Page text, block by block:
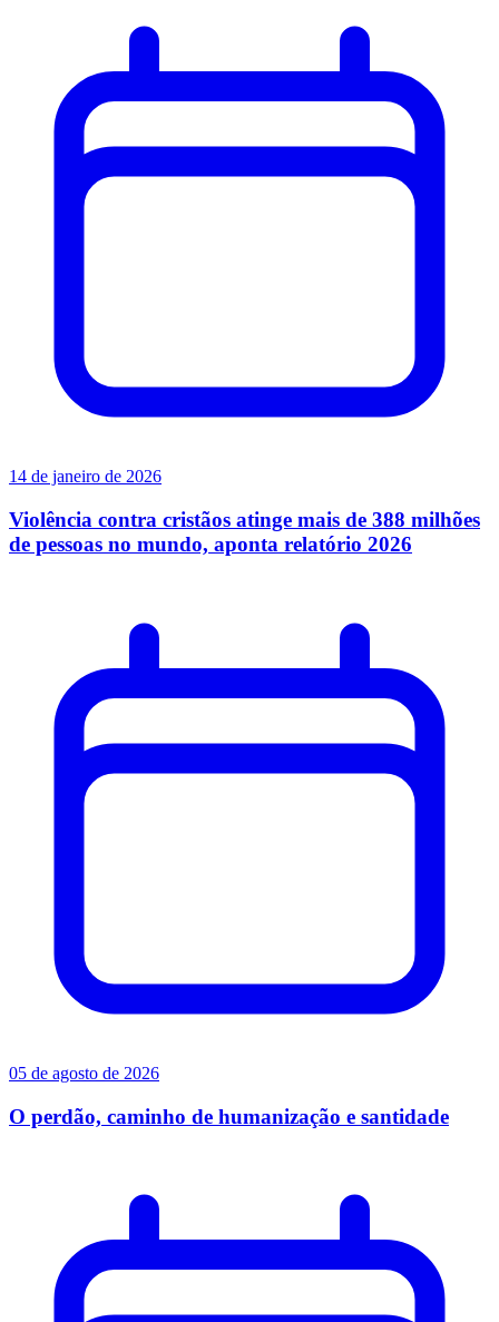
14 de janeiro de 2026
Violência contra cristãos atinge mais de 388 milhões
de pessoas no mundo, aponta relatório 2026
05 de agosto de 2026
O perdão, caminho de humanização e santidade